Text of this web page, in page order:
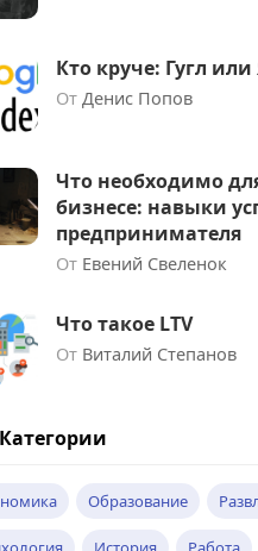
Кто круче: Гугл или
От Денис Попов
Что необходимо
бизнесе: навыки
предпринимателя
От Евений Свеленок
Что такое LTV
От Виталий Степанов
Категории
Образование